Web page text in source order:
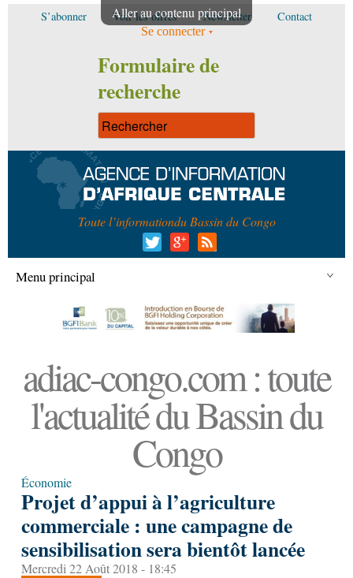
Aller au contenu principal
S’abonner Voir les offres Newsletter Contact
Se connecter
Formulaire de
recherche
Toute l’informationdu Bassin du Congo
Menu principal
adiac-congo.com : toute
l'actualité du Bassin du
Congo
Économie
Projet d’appui à l’agriculture
commerciale : une campagne de
sensibilisation sera bientôt lancée
Mercredi 22 Août 2018 - 18:45